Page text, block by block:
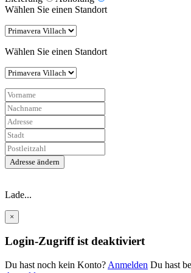
Wählen Sie einen Standort
Wählen Sie einen Standort
Adresse ändern
Lade...
×
Login-Zugriff ist deaktiviert
Du hast noch kein Konto? Anmelden Du hast